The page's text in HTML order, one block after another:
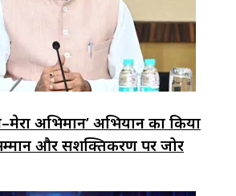
अभिमान’ अभियान का किया
और सशक्तिकरण पर जोर